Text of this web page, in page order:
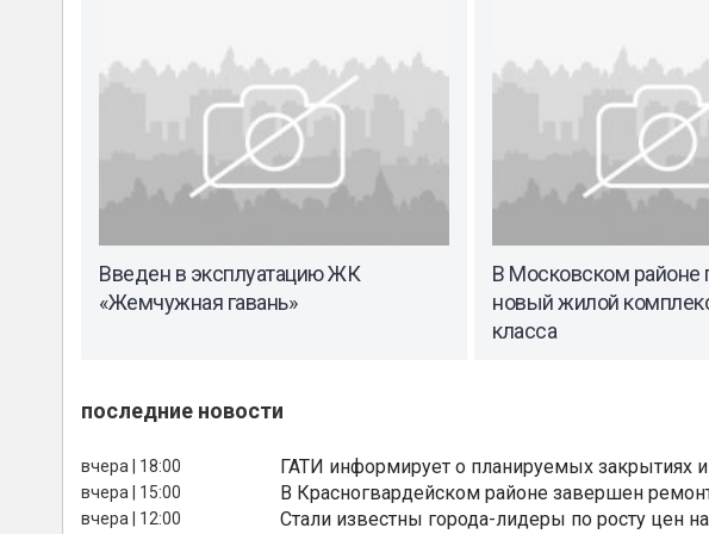
Введен в эксплуатацию ЖК
«Жемчужная гавань»
В Московском районе
новый жилой
класса
последние новости
вчера | 18:00 ГАТИ информирует о планируемых закрытиях
вчера | 15:00 В Красногвардейском районе завершен
вчера | 12:00
Стали известны города-лидеры по росту цен